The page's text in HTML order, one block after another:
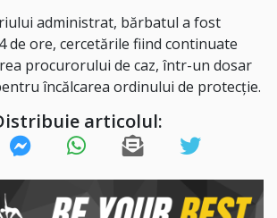
administrat, bărbatul a fost
de ore, cercetările fiind continuate
procurorului de caz, într-un dosar
încălcarea ordinului de protecție.
articolul: